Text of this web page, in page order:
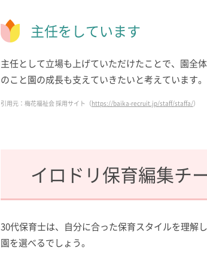
主任をしています
主任として立場も上げていただけたことで、園全
のこと園の成長も支えていきたいと考えています。
引用元：梅花福祉会 採用サイト（https://baika-recruit.jp/staff/staffa/）
イロドリ保育編集チ
30代保育士は、自分に合った保育スタイルを理解
園を選べるでしょう。